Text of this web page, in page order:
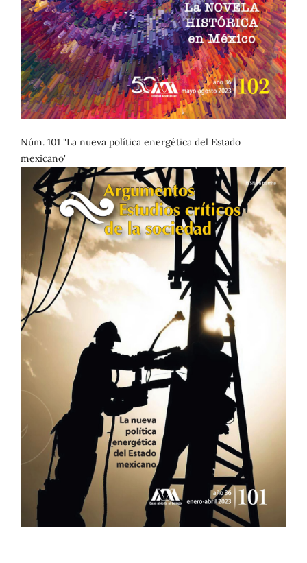
Núm. 101 "La nueva política energética del Estado
mexicano"